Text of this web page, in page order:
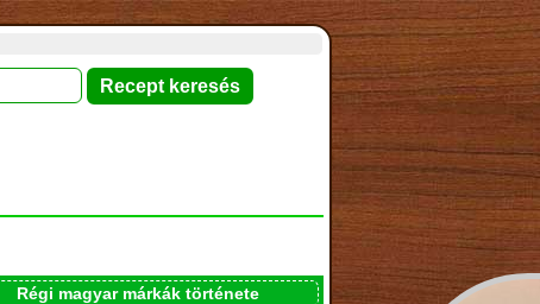
Régi magyar márkák története